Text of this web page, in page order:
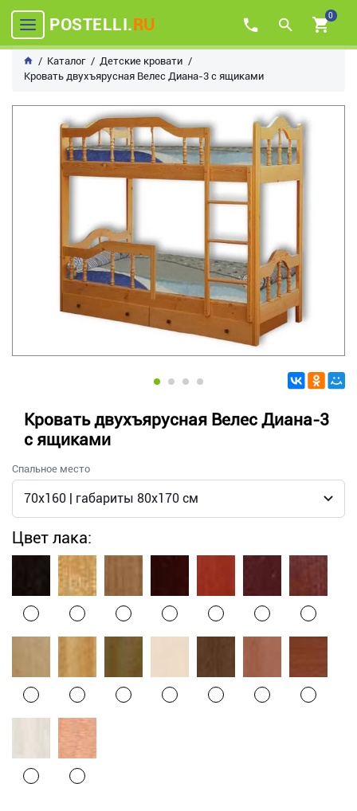
POSTELLI.RU 0
Каталог
Детские кровати
Кровать двухъярусная Велес Диана-3 с ящиками
Кровать двухъярусная Велес Диана-3
с ящиками
Спальное место
Цвет лака: